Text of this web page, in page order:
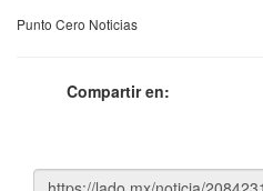
Punto Cero Noticias
Compartir en: